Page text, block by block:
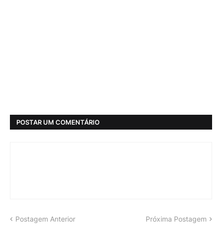
POSTAR UM COMENTÁRIO
Postagem Anterior Próxima Postagem